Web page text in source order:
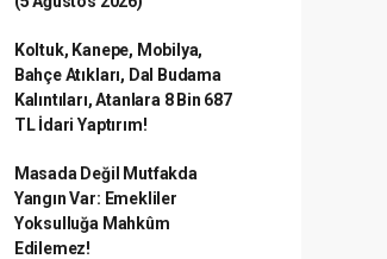
Koltuk, Kanepe, Mobilya,
Bahçe Atıkları, Dal Budama
Kalıntıları, Atanlara 8 Bin 687
TL İdari Yaptırım!
Masada Değil Mutfakda
Yangın Var: Emekliler
Yoksulluğa Mahkûm
Edilemez!